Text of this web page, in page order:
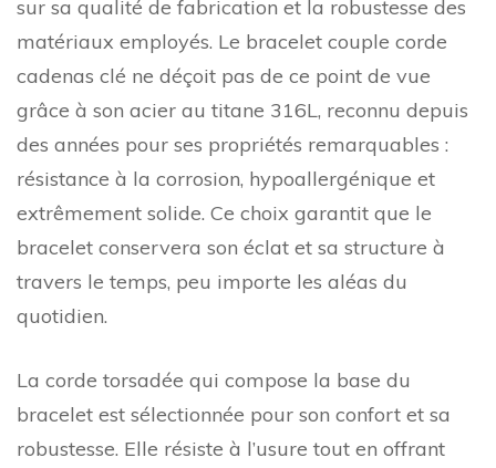
sur sa qualité de fabrication et la robustesse des
matériaux employés. Le bracelet couple corde
cadenas clé ne déçoit pas de ce point de vue
grâce à son acier au titane 316L, reconnu depuis
des années pour ses propriétés remarquables :
résistance à la corrosion, hypoallergénique et
extrêmement solide. Ce choix garantit que le
bracelet conservera son éclat et sa structure à
travers le temps, peu importe les aléas du
quotidien.
La corde torsadée qui compose la base du
bracelet est sélectionnée pour son confort et sa
robustesse. Elle résiste à l’usure tout en offrant